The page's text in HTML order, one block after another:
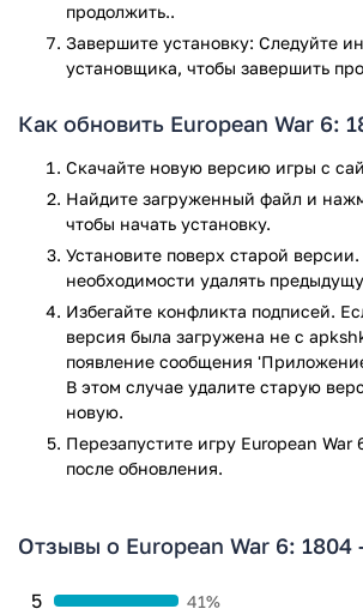
Тренировать специальные
гвардейцев, гусар, гренадеров,
Строить дворцы и получать
новые армии;
улучшать и тренировать.
Потребуется проявить в самом деле все
одержать над врагами безоговорочную
немного удачи – также не повредит,
Удача однако любит подготовленных. А
потребуется много. Армия без тыла
нужно пренебрегать возведением
обучением офицерского состава в
Можно настроить расположение сил на
знать, кто из вас окажется талантливее
А еще игра поможет проявить себя в
продолжить..
Завершите установку: Следуйте
установщика, чтобы завершить
Как обновить European War 6:
Скачайте новую версию игры с
Найдите загруженный файл и
чтобы начать установку.
Установите поверх старой
необходимости удалять
Избегайте конфликта подписей.
версия была загружена не с
появление сообщения
В этом случае удалите старую
новую.
Перезапустите игру European War
после обновления.
Отзывы о European War 6: 1804
5 41%